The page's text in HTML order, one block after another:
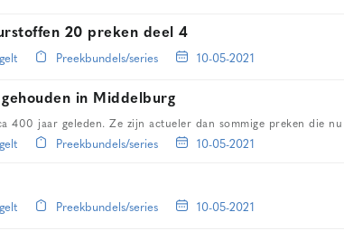
20 preken deel 4
Preekbundels/series 10-05-2021
in Middelburg
400 jaar geleden. Ze zijn actueler dan sommige preken die nu
Preekbundels/series 10-05-2021
Preekbundels/series 10-05-2021